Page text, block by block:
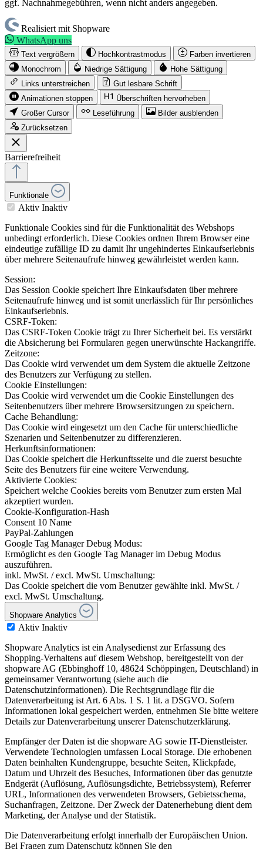
ggf. Nachnahmegebühren, wenn nicht anders angegeben.
Realisiert mit Shopware
WhatsApp uns
Text vergrößern Hochkontrastmodus
Farben invertieren
Monochrom
Niedrige Sättigung
Hohe Sättigung
Links unterstreichen
Gut lesbare Schrift
Animationen stoppen
Überschriften hervorheben
Großer Cursor
Leseführung
Bilder ausblenden
Zurücksetzen
Barrierefreiheit
Funktionale
Aktiv Inaktiv
Funktionale Cookies sind für die Funktionalität des Webshops
unbedingt erforderlich. Diese Cookies ordnen Ihrem Browser eine
eindeutige zufällige ID zu damit Ihr ungehindertes Einkaufserlebnis
über mehrere Seitenaufrufe hinweg gewährleistet werden kann.
Session:
Das Session Cookie speichert Ihre Einkaufsdaten über mehrere
Seitenaufrufe hinweg und ist somit unerlässlich für Ihr persönliches
Einkaufserlebnis.
CSRF-Token:
Das CSRF-Token Cookie trägt zu Ihrer Sicherheit bei. Es verstärkt
die Absicherung bei Formularen gegen unerwünschte Hackangriffe.
Zeitzone:
Das Cookie wird verwendet um dem System die aktuelle Zeitzone
des Benutzers zur Verfügung zu stellen.
Cookie Einstellungen:
Das Cookie wird verwendet um die Cookie Einstellungen des
Seitenbenutzers über mehrere Browsersitzungen zu speichern.
Cache Behandlung:
Das Cookie wird eingesetzt um den Cache für unterschiedliche
Szenarien und Seitenbenutzer zu differenzieren.
Herkunftsinformationen:
Das Cookie speichert die Herkunftsseite und die zuerst besuchte
Seite des Benutzers für eine weitere Verwendung.
Aktivierte Cookies:
Speichert welche Cookies bereits vom Benutzer zum ersten Mal
akzeptiert wurden.
Cookie-Konfiguration-Hash
Consent 10 Name
PayPal-Zahlungen
Google Tag Manager Debug Modus:
Ermöglicht es den Google Tag Manager im Debug Modus
auszuführen.
inkl. MwSt. / excl. MwSt. Umschaltung:
Das Cookie speichert die vom Benutzer gewählte inkl. MwSt. /
excl. MwSt. Umschaltung.
Shopware Analytics
Aktiv Inaktiv
Shopware Analytics ist ein Analysedienst zur Erfassung des
Shopping-Verhaltens auf diesem Webshop, bereitgestellt von der
shopware AG (Ebbinghoff 10, 48624 Schöppingen, Deutschland) in
gemeinsamer Verantwortung (siehe auch die
Datenschutzinformationen). Die Rechtsgrundlage für die
Datenverarbeitung ist Art. 6 Abs. 1 S. 1 lit. a DSGVO. Sofern
Informationen lokal gespeichert werden, entnehmen Sie bitte weitere
Details zur Datenverarbeitung unserer Datenschutzerklärung.
Empfänger der Daten ist die shopware AG sowie IT-Dienstleister.
Verwendete Technologien umfassen Local Storage. Die erhobenen
Daten beinhalten Kundengruppe, besuchte Seiten, Klickpfade,
Datum und Uhrzeit des Besuches, Informationen über das genutzte
Endgerät (Auflösung, Auflösungsdichte, Betriebssystem), Referrer
URL, Informationen des verwendeten Browsers, Gebietsschema,
Suchanfragen, Zeitzone. Der Zweck der Datenerhebung dient dem
Marketing, der Analyse und der Statistik.
Die Datenverarbeitung erfolgt innerhalb der Europäischen Union.
Bei Fragen zum Datenschutz können Sie den